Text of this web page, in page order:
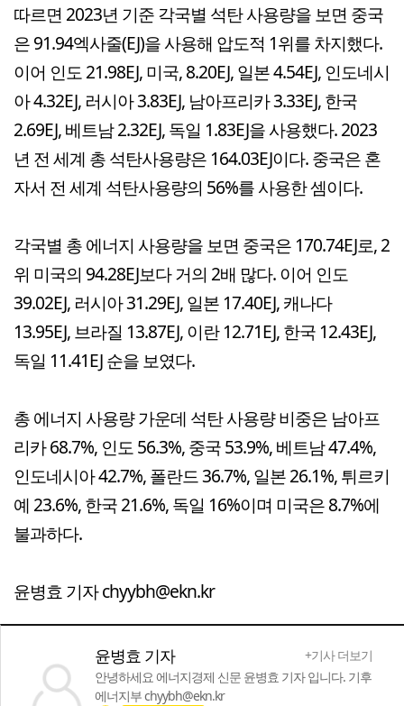
따르면 2023년 기준 각국별 석탄 사용량을 보면 중국
은 91.94엑사줄(EJ)을 사용해 압도적 1위를 차지했다.
이어 인도 21.98EJ, 미국, 8.20EJ, 일본 4.54EJ, 인도네시
아 4.32EJ, 러시아 3.83EJ, 남아프리카 3.33EJ, 한국
2.69EJ, 베트남 2.32EJ, 독일 1.83EJ을 사용했다. 2023
년 전 세계 총 석탄사용량은 164.03EJ이다. 중국은 혼
자서 전 세계 석탄사용량의 56%를 사용한 셈이다.
각국별 총 에너지 사용량을 보면 중국은 170.74EJ로, 2
위 미국의 94.28EJ보다 거의 2배 많다. 이어 인도
39.02EJ, 러시아 31.29EJ, 일본 17.40EJ, 캐나다
13.95EJ, 브라질 13.87EJ, 이란 12.71EJ, 한국 12.43EJ,
독일 11.41EJ 순을 보였다.
총 에너지 사용량 가운데 석탄 사용량 비중은 남아프
리카 68.7%, 인도 56.3%, 중국 53.9%, 베트남 47.4%,
인도네시아 42.7%, 폴란드 36.7%, 일본 26.1%, 튀르키
예 23.6%, 한국 21.6%, 독일 16%이며 미국은 8.7%에
불과하다.
윤병효 기자 chyybh@ekn.kr
윤병효 기자
+기사 더보기
안녕하세요 에너지경제 신문 윤병효 기자 입니다. 기후
에너지부 chyybh@ekn.kr